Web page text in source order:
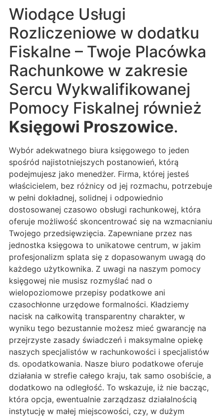
Wiodące Usługi
Rozliczeniowe w dodatku
Fiskalne – Twoje Placówka
Rachunkowe w zakresie
Sercu Wykwalifikowanej
Pomocy Fiskalnej również
Księgowi Proszowice.
Wybór adekwatnego biura księgowego to jeden
spośród najistotniejszych postanowień, którą
podejmujesz jako menedżer. Firma, której jesteś
właścicielem, bez różnicy od jej rozmachu, potrzebuje
w pełni dokładnej, solidnej i odpowiednio
dostosowanej czasowo obsługi rachunkowej, która
oferuje możliwość skoncentrować się na wzmacnianiu
Twojego przedsięwzięcia. Zapewniane przez nas
jednostka księgowa to unikatowe centrum, w jakim
profesjonalizm splata się z dopasowanym uwagą do
każdego użytkownika. Z uwagi na naszym pomocy
księgowej nie musisz rozmyślać nad o
wielopoziomowe przepisy podatkowe ani
czasochłonne urzędowe formalności. Kładziemy
nacisk na całkowitą transparentny charakter, w
wyniku tego bezustannie możesz mieć gwarancję na
przejrzyste zasady świadczeń i maksymalne opiekę
naszych specjalistów w rachunkowości i specjalistów
ds. opodatkowania. Nasze biuro podatkowe oferuje
działania w strefie całego kraju, tak samo osobiście, a
dodatkowo na odległość. To wskazuje, iż nie bacząc,
która opcja, ewentualnie zarządzasz działalnością
instytucję w małej miejscowości, czy, w dużym